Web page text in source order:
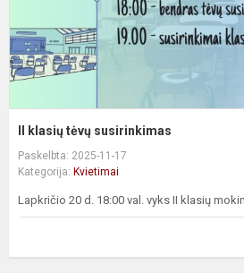
II klasių tėvų susirinkimas
Paskelbta: 2025-11-17
Kategorija: Kvietimai
Lapkričio 20 d. 18:00 val. vyks II klasių